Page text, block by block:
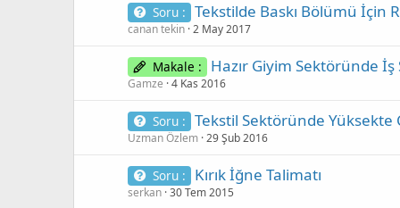
Soru : Tekstilde Baskı Bölümü İçin
canan tekin 2 May 2017
Makale : Hazır Giyim Sektöründe İş
Gamze 4 Kas 2016
Soru : Tekstil Sektöründe Yüksekte
Uzman Özlem 29 Şub 2016
Soru : Kırık İğne Talimatı
serkan 30 Tem 2015